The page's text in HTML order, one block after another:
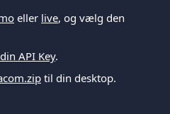
eller live, og vælg den
API Key.
til din desktop.